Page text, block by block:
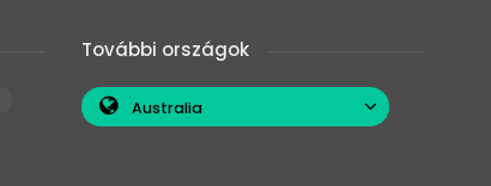
További országok
Australia